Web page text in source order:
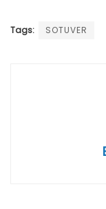
Tags: SOTUVER